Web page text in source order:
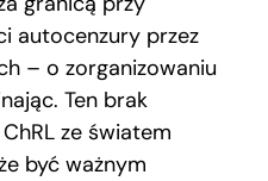
autocenzury przez
– o zorganizowaniu
Ten brak
ze światem
być ważnym